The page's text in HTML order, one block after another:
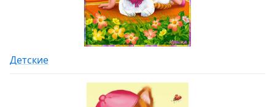
Детские